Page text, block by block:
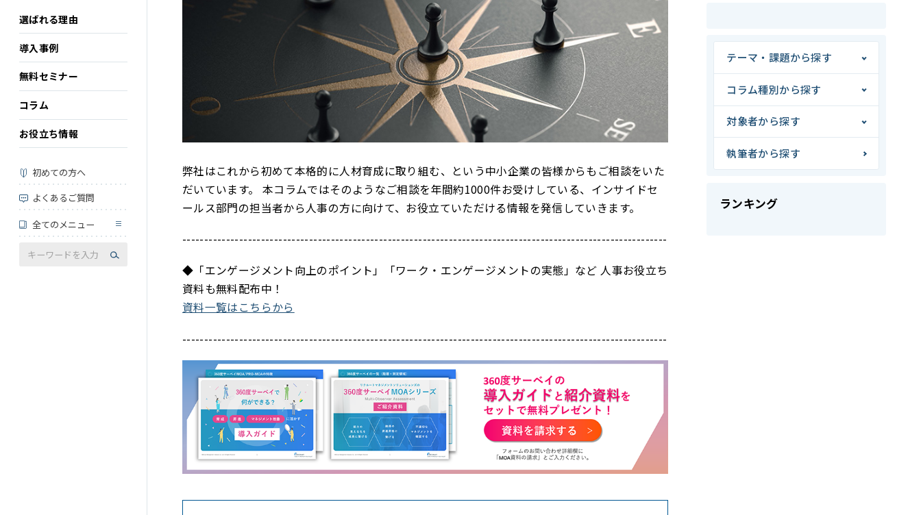
選ばれる理由
導入事例
無料セミナー
コラム
お役立ち情報
初めての方へ
よくあるご質問
全てのメニュー
弊社はこれから初めて本格的に人材育成に取り組む、という中小企業の皆様からもご相談をいた
だいています。 本コラムではそのようなご相談を年間約1000件お受けしている、インサイドセ
ールス部門の担当者から人事の方に向けて、お役立ていただける情報を発信していきます。
---------------------------------------------------------------------------------------------------------------
◆「エンゲージメント向上のポイント」「ワーク・エンゲージメントの実態」など 人事お役立ち
資料も無料配布中！
資料一覧はこちらから
---------------------------------------------------------------------------------------------------------------
テーマ・課題から探す
コラム種別から探す
対象者から探す
執筆者から探す
ランキング